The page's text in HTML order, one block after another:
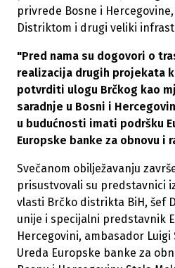
privrede Bosne i
Distriktom i drugi veliki
"Pred nama su dogovori o
realizacija drugih projekata
potvrditi ulogu Brčkog kao
saradnje u Bosni i
u budućnosti imati podršku
Europske banke za obnovu i
Svečanom obilježavanju
prisustvovali su predstavnici
vlasti Brčko distrikta BiH, šef
unije i specijalni predstavnik
Hercegovini, ambasador
Ureda Europske banke za